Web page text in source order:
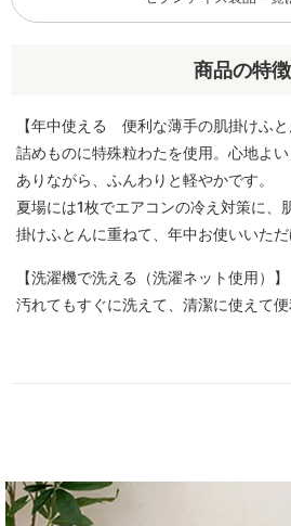
商品の特徴
【年中使える 便利な薄手の肌掛けふと
詰めものに特殊粒わたを使用。心地よ
ありながら、ふんわりと軽やかです。
夏場には1枚でエアコンの冷え対策に、
掛けふとんに重ねて、年中お使いいただ
【洗濯機で洗える（洗濯ネット使用）】
汚れてもすぐに洗えて、清潔に使えて便